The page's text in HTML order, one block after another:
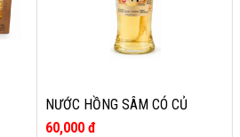
NƯỚC HỒNG SÂM CÓ CỦ
WONKISAM KHÔNG ĐƯỜNG
60,000 đ